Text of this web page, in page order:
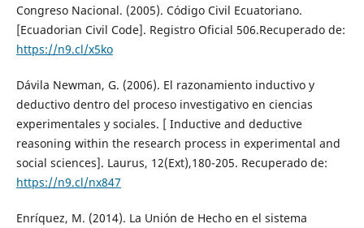
Congreso Nacional. (2005). Código Civil Ecuatoriano.
[Ecuadorian Civil Code]. Registro Oficial 506.Recuperado de:
https://n9.cl/x5ko
Dávila Newman, G. (2006). El razonamiento inductivo y
deductivo dentro del proceso investigativo en ciencias
experimentales y sociales. [ Inductive and deductive
reasoning within the research process in experimental and
social sciences]. Laurus, 12(Ext),180-205. Recuperado de:
https://n9.cl/nx847
Enríquez, M. (2014). La Unión de Hecho en el sistema